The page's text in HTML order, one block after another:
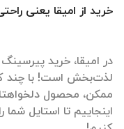
خرید از امیقا یعنی
در امیقا، خرید
لذت‌بخش است! با چند
ممکن، محصول
اینجاییم تا استایل